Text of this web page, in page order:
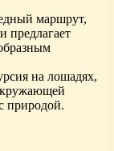
маршрут,
предлагает
на лошадях,
природой.